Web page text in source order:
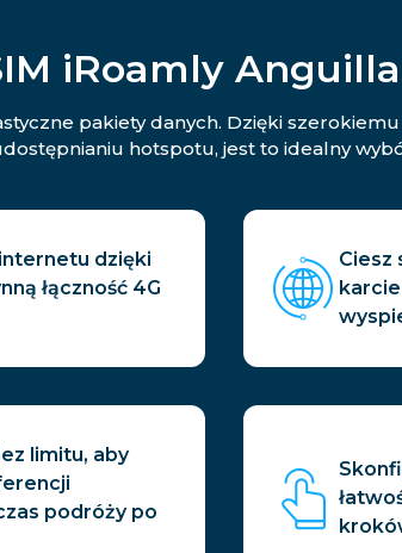
iRoamly
pakiety danych. Dzięki
hotspotu, jest to idealny
dzięki
łączność 4G
Ciesz
karcie
limitu, aby
podróży po